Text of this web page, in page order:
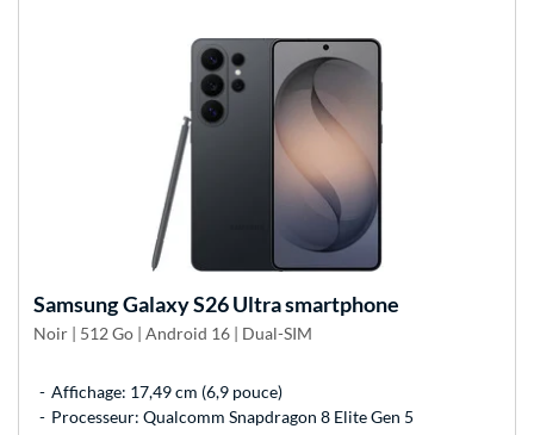
SamsungGalaxy S26 Ultra smartphone
Noir | 512 Go | Android 16 | Dual-SIM
Affichage: 17,49 cm (6,9 pouce)
Processeur: Qualcomm Snapdragon 8 Elite Gen 5